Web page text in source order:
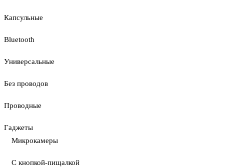
Капсульные
Bluetooth
Универсальные
Без проводов
Проводные
Гаджеты
Микрокамеры
С кнопкой-пищалкой